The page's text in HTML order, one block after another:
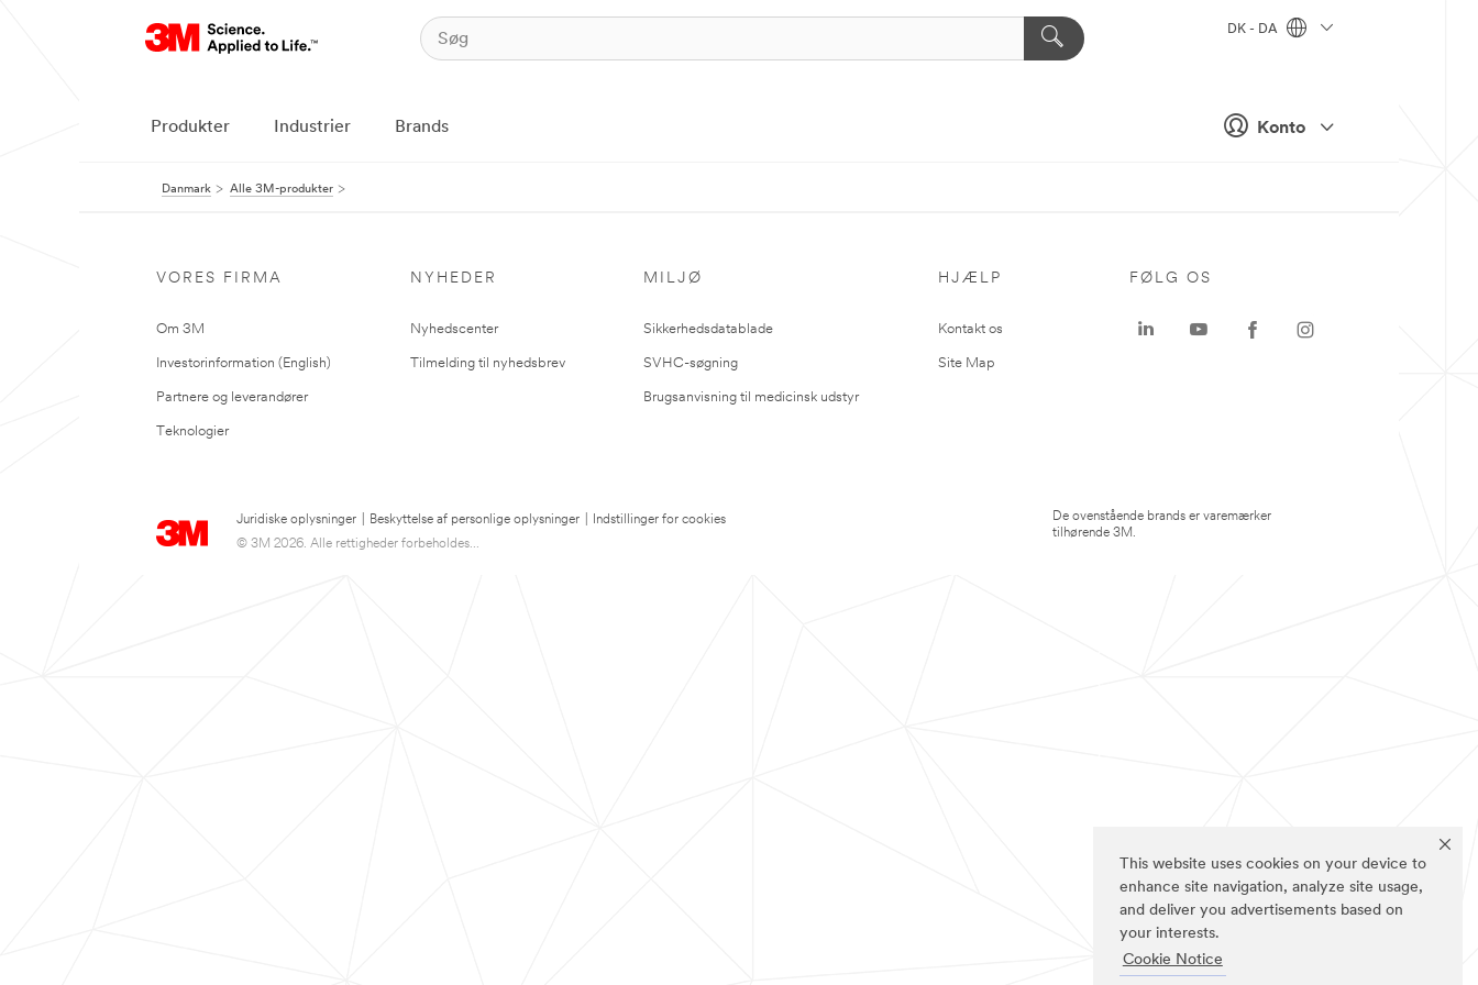
This website uses cookies on your device to
enhance site navigation, analyze site usage,
and deliver you advertisements based on
your interests.
Cookie Notice
Konto
DK - DA
Produkter Industrier Brands
Danmark Alle 3M-produkter
VORES FIRMA
Om 3M
Investorinformation (English)
Partnere og leverandører
Teknologier
NYHEDER
Nyhedscenter
Tilmelding til nyhedsbrev
MILJØ
Sikkerhedsdatablade
SVHC-søgning
Brugsanvisning til medicinsk udstyr
HJÆLP
Kontakt os
Site Map
Juridiske oplysninger Beskyttelse af personlige oplysninger
Indstillinger for cookies
© 3M 2026. Alle rettigheder forbeholdes...
FØLG OS
De ovenstående brands er varemærker
tilhørende 3M.